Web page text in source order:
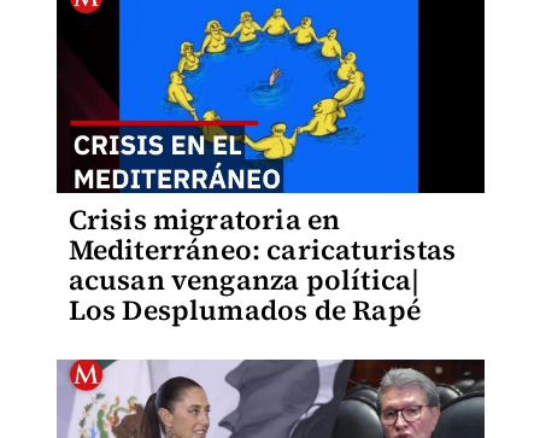
Crisis migratoria en
Mediterráneo: caricaturistas
acusan venganza política|
Los Desplumados de Rapé